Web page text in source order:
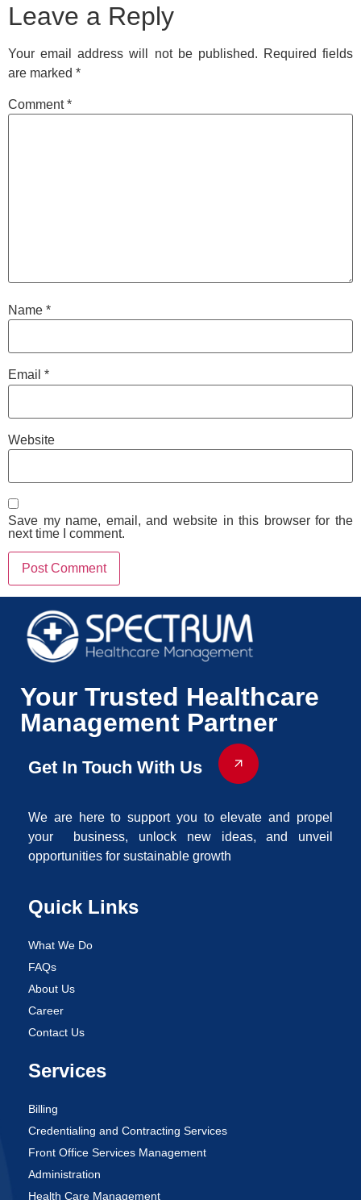
Leave a Reply
Your email address will not be published. Required fields
are marked *
Comment*
Name *
Email *
Website
Save my name, email, and website in this browser for the
next time I comment.
Your Trusted Healthcare
Management Partner
Get In Touch With Us
We are here to support you to elevate and propel
your business, unlock new ideas, and unveil
opportunities for sustainable growth
Quick Links
What We Do
FAQs
About Us
Career
Contact Us
Services
Billing
Credentialing and Contracting Services
Front Office Services Management
Administration
Health Care Management